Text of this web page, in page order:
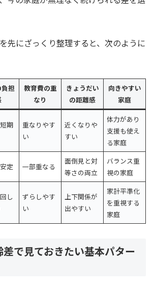
先にざっくり整理すると、次のように
担
教育費の重
なり
きょうだい
の距離感
向きやすい
家庭
期
重なりやす
い
近くなりや
すい
体力があり
支援も使え
る家庭
定 一部重なる
面倒見と対
等さの両立
バランス重
視の家庭
し
ずらしやす
い
上下関係が
出やすい
家計平準化
を重視する
家庭
で見ておきたい基本パター